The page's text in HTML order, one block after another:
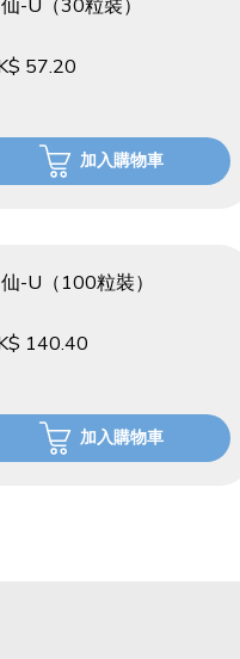
-U（30粒裝）
57.20
加入購物車
-U（100粒裝）
140.40
加入購物車